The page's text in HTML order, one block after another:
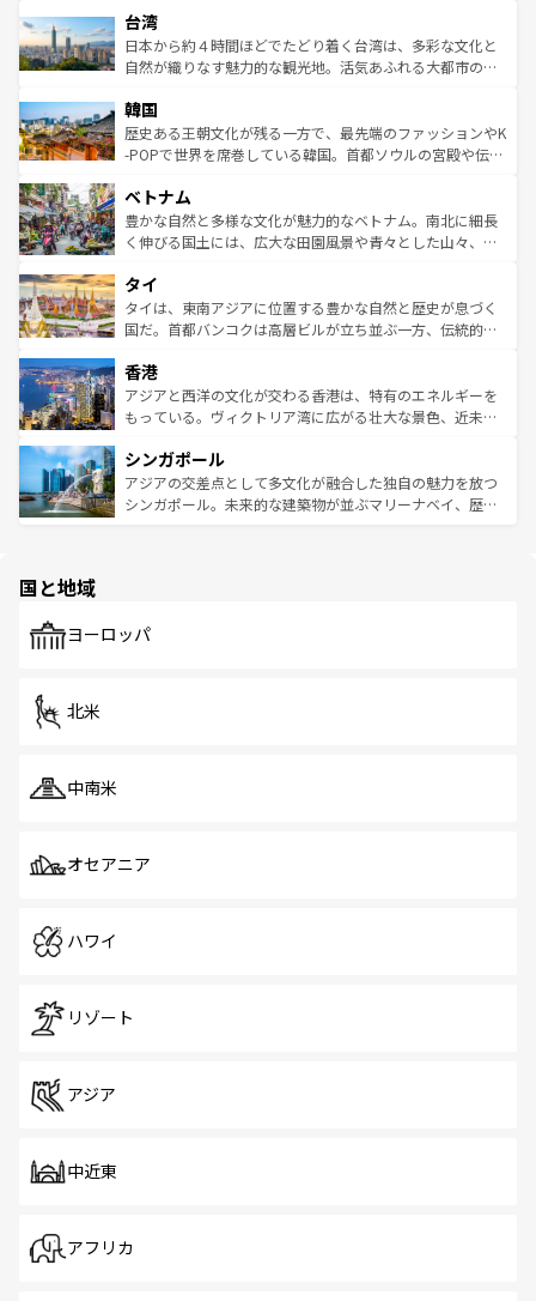
ならではの贅沢な旅のスタイルだ。 なお、新着のアメリカ
情報はコンテンツ一覧を参照してほしい。
れるおもてなしの心で訪れる人々を迎えてくれるハワイの
人々、おいしいローカルフードやハワイアンミュージッ
ク、伝統的なフラダンスなど、すべてがハワイの魅力を彩
ワイを、存分に味わってほしい。 なお、新着のハワイ情報
はコンテンツ一覧を参照してほしい。
リアリーフや大陸中央部にそびえるウルル（エアーズロッ
ク）、タスマニアの美しい原生林やケアンズの熱帯雨林な
ど、見どころがたくさん。また、カフェやワイン、オージ
いる。アクティビティも充実しており、サーフィンやダイ
ビング、ハイキングなど、アウトドア好きにはたまらな
い。オーストラリアの多彩な魅力を存分に味わいつくそ
参照してほしい。
台湾
日本から約４時間ほどでたどり着く台湾は、多彩な文化と
自然が織りなす魅力的な観光地。活気あふれる大都市の台
ン）、静ひつな山岳地帯である台湾東部など、都市の喧騒
と山間の静けさが共存しており、訪れる人に新しい発見と
驚きをもたらしてくれる。また、奥深い台湾の食文化も魅
容にもいいと評判のスイーツなど、バラエティ豊かな料理
が味わえる。 なお、新着の台湾情報は コンテンツ一覧を参
照してほしい。
韓国
歴史ある王朝文化が残る一方で、最先端のファッションやK
-POPで世界を席巻している韓国。首都ソウルの宮殿や伝統
き、地方に足を延ばせば四季折々の自然美を楽しむことが
できる。そして、キムチや焼肉、絶品のストリートフード
まで、さまざまな韓国料理が待っている。夜には、韓国な
リティに包まれながら、韓国の多彩な魅力を心ゆくまで味
わってみてほしい。 なお、新着の韓国情報はコンテンツ一
覧を参照してほしい。
ベトナム
豊かな自然と多様な文化が魅力的なベトナム。南北に細長
く伸びる国土には、広大な田園風景や青々とした山々、世
急速な発展と共に伝統が息づく。ハノイの古い町並みやホ
ーチミン市のフランス統治時代の建物も、独特の雰囲気を
醸し出している。また、バラエティの豊かさとおいしさで
とつ。フォーやバインミー、ベトナムコーヒーなどは、ぜ
ひ現地で味わいたい。どの地域を訪れてもあたたかい人々
が旅行者を迎えてくれるので、きっと忘れられない旅にな
参照してほしい。
タイ
タイは、東南アジアに位置する豊かな自然と歴史が息づく
国だ。首都バンコクは高層ビルが立ち並ぶ一方、伝統的な
の活気が交差している。北部ではチェンマイなどの山岳地
帯で自然と触れ合い、南部ではプーケットやクラビの美し
いビーチでリゾート気分を楽しむことができる。タイ料理
激する。気候は一年中温暖で、どの季節にも異なる楽しみ
が待っている。親しみやすいタイの人々、仏教を中心とし
た文化、そして多様な観光資源が、訪れる旅人を魅了し続
香港
アジアと西洋の文化が交わる香港は、特有のエネルギーを
もっている。ヴィクトリア湾に広がる壮大な景色、近未来
み、どこを訪れても感動するはず。観光スポットが密集し
ており、効率よく見どころを回れるのも魅力。息をのむよ
うな絶景から文化的な体験まで、香港を存分に楽しみ尽く
シンガポール
アジアの交差点として多文化が融合した独自の魅力を放つ
シンガポール。未来的な建築物が並ぶマリーナベイ、歴史
で、ホーカーズは地元の風情を楽しめる外せないスポット
国と地域
ヨーロッパ
北米
中南米
オセアニア
ハワイ
リゾート
アジア
中近東
アフリカ